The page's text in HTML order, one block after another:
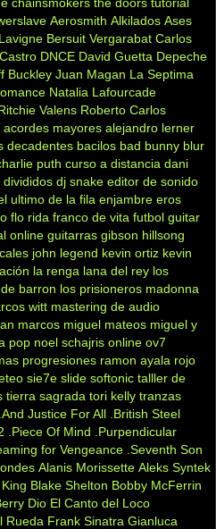
Aerosmith Alkilados Ases
Bersuit Vergarabat Carlos
DNCE David Guetta Depeche
Buckley Juan Magan La Septima
Natalia Lafourcade
Valens Roberto Carlos
acordes mayores alejandro lerner
decadentes bacilos bad bunny blur
puth curso a distancia dani
divididos dj snake editor de sonido
ultimo de la fila enjambre eros
flo rida franco de vita futbol guitar
online guitarras gibson hillsong
john legend kevin ortiz kevin
la renga lana del rey los
barron los prisioneros madonna
witt mastering de audio
marcos miguel mateos miguel y
pop noel schajris online ov7
progresiones ramon ayala rojo
sie7e slide softonic talller de
tierra sagrada tori kelly tranzas
.And Justice For All .British Steel
.Piece Of Mind
.Purpendicular
for Vengeance .Seventh Son
Alanis Morissette Aleks Syntek
Blake Shelton Bobby McFerrin
Dio El Canto del Loco
Rueda Frank Sinatra Gianluca